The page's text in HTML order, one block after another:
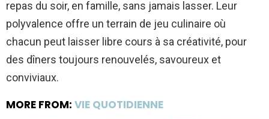
repas du soir, en famille, sans jamais lasser. Leur
polyvalence offre un terrain de jeu culinaire où
chacun peut laisser libre cours à sa créativité, pour
des dîners toujours renouvelés, savoureux et
conviviaux.
MORE FROM: VIE QUOTIDIENNE